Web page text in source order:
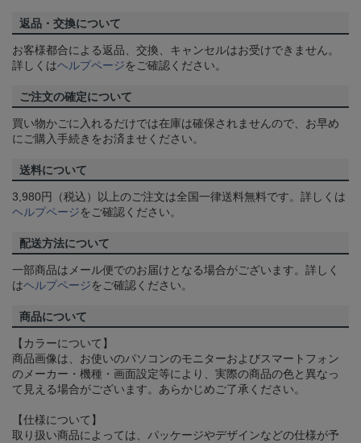
返品・交換について
お客様都合による返品、交換、キャンセルはお受けできません。
詳しくはヘルプページをご確認ください。
ご注文の確定について
買い物かごに入れるだけでは在庫は確保されませんので、お早め
にご購入手続きをお済ませください。
送料について
3,980円（税込）以上のご注文は全国一律送料無料です。詳しくは
ヘルプページをご確認ください。
配送方法について
一部商品はメール便でのお届けとなる場合がございます。詳しく
はヘルプページをご確認ください。
商品について
【カラーについて】
商品画像は、お使いのパソコンのモニターおよびスマートフォン
のメーカー・機種・画面設定等により、実際の商品の色と異なっ
て見える場合がございます。あらかじめご了承ください。
【仕様について】
取り扱い商品によっては、パッケージやデザインなどの仕様が予